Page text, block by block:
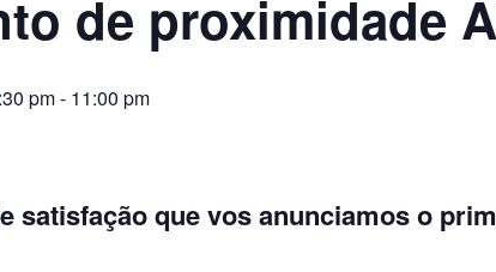
de proximidade
pm- 11:00 pm
satisfação que vos anunciamos o